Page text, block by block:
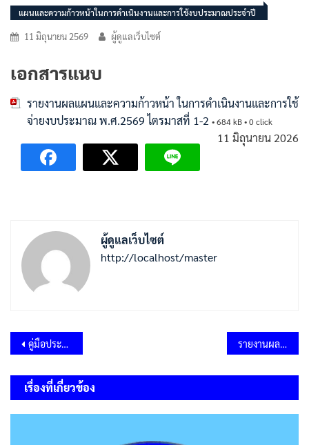
แผนและความก้าวหน้าในการดำเนินงานและการใช้งบประมาณประจำปี
11 มิถุนายน 2569 ผู้ดูแลเว็บไซต์
เอกสารแนบ
รายงานผลแผนและความก้าวหน้า ในการดำเนินงานและการใช้
จ่ายงบประมาณ พ.ศ.2569 ไตรมาสที่ 1-2 • 684 kB • 0 click
11 มิถุนายน 2026
ผู้ดูแลเว็บไซต์
http://localhost/master
แนะแนว
เรื่อง
คู่มือประชาชนเด็กแรกเกิด รายงานผลการดำเนินงานตามแผนปฏิบัติการป้องกันและปราบปรามการทุจริต ในระบบ E-plan รอบ 12 เดือน ประจำปีงบประมาณ พ.ศ.2568
เรื่องที่เกี่ยวข้อง